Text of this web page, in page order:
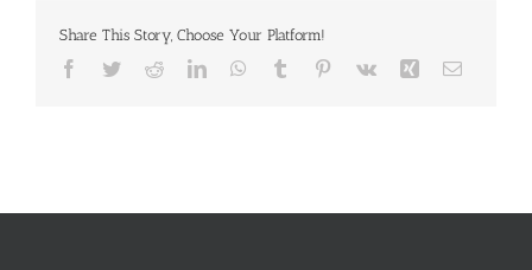
Share This Story, Choose Your Platform!
Facebook
TwitterRedditLinkedInWhatsApp
Tumblr Pinterest
Vk Xing E-